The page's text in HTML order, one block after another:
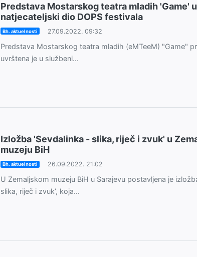
Predstava Mostarskog teatra mladih 'Game'
natjecateljski dio DOPS festivala
Bh. aktuelnosti 27.09.2022. 09:32
Predstava Mostarskog teatra mladih (eMTeeM) "Game"
uvrštena je u službeni...
Izložba 'Sevdalinka - slika, riječ i zvuk' u
muzeju BiH
Bh. aktuelnosti 26.09.2022. 21:02
U Zemaljskom muzeju BiH u Sarajevu postavljena je
slika, riječ i zvuk’, koja...